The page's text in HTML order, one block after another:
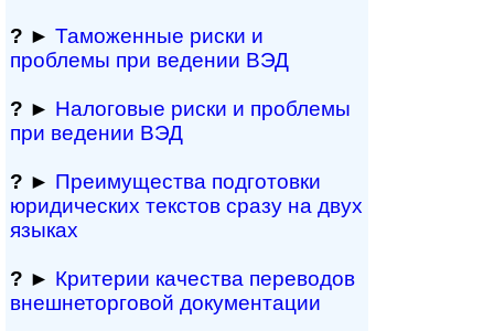
? ► Таможенные риски и
проблемы при ведении ВЭД
? ► Налоговые риски и проблемы
при ведении ВЭД
? ► Преимущества под­гото­вки
юри­ди­чес­ких тек­с­тов сразу на двух
языках
? ► Критерии качества переводов
внешне­тор­го­вой документации